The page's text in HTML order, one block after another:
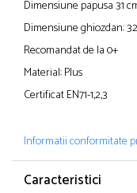
Dimensiune papusa 31
Dimensiune ghiozdan: 32
Recomandat de la 0+
Material: Plus
Certificat EN71-1,2,3
Informatii conformitate
Caracteristici